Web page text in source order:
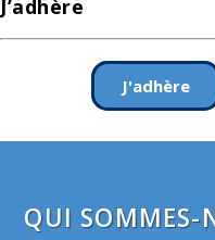
J’adhère
J'adhère
QUI SOMMES-